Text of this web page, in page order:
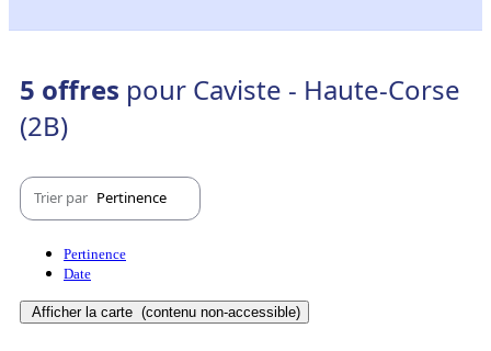
5 offres pour Caviste - Haute-Corse
(2B)
Trier par Pertinence
Pertinence
Date
Afficher la carte (contenu non-accessible)